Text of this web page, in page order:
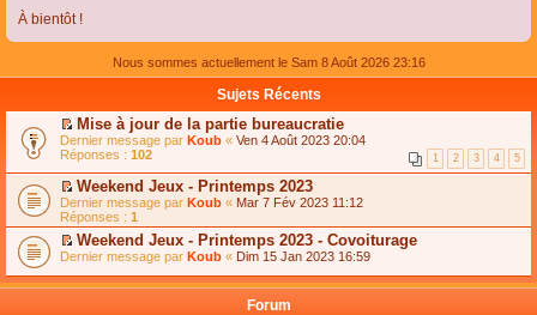
À bientôt !
Nous sommes actuellement le Sam 8 Août 2026 23:16
Sujets Récents
C
o
n
s
u
l
t
e
r
l
e
Mise à jour de la partie bureaucratie
Dernier message par Koub « Ven 4 Août 2023 20:04
Réponses : 102 1 2 3 4 5
C
o
n
s
u
t
Weekend Jeux - Printemps 2023
Dernier message par Koub « Mar 7 Fév 2023 11:12
Réponses : 1
C
n
Weekend Jeux - Printemps 2023 - Covoiturage
Dernier message par Koub « Dim 15 Jan 2023 16:59
Forum